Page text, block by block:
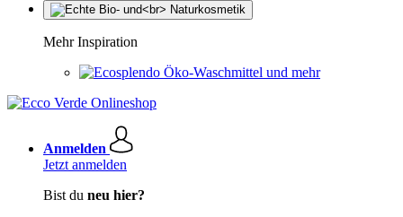
Mehr Inspiration
Öko-Waschmittel und mehr
Anmelden
Jetzt anmelden
Bist du neu hier?